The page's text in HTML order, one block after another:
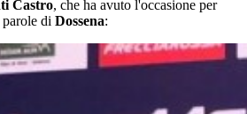
Castro, che ha avuto l'occasione per
di Dossena: